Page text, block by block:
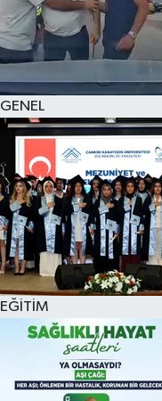
GENEL
EĞİTİM
KÜLTÜR SANAT
SAĞLIK
SİYASET
SPOR
TEKNOLOJİ
VİZYONDAKİLER
YAŞAM